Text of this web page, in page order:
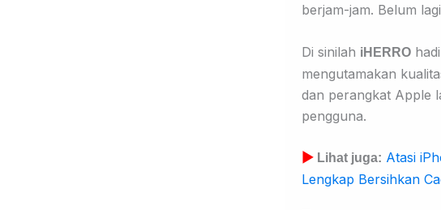
berjam-jam. Belum
Di sinilah iHERRO
mengutamakan
dan perangkat Apple
pengguna.
▶ Lihat juga: Atasi
Lengkap Bersihkan